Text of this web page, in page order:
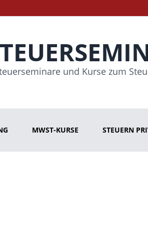
und Kurse zum
MWST-KURSE STEUERN